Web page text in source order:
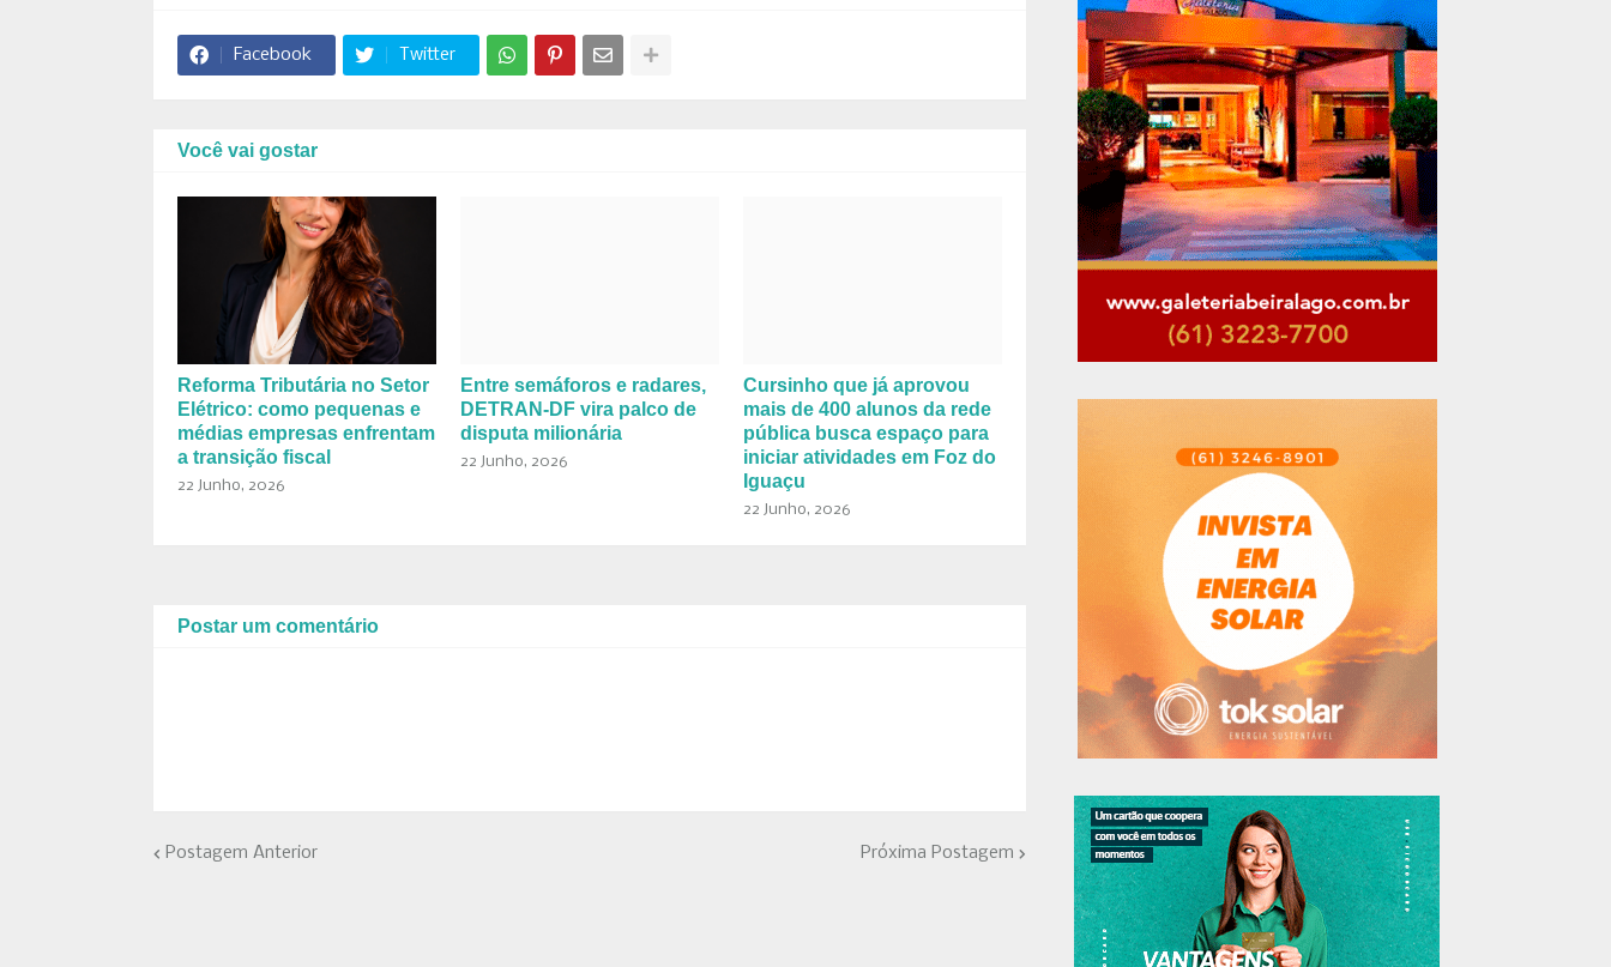
Facebook Twitter
Você vai gostar
Reforma Tributária no Setor
Elétrico: como pequenas e
médias empresas enfrentam
a transição fiscal
22 Junho, 2026
Entre semáforos e radares,
DETRAN-DF vira palco de
disputa milionária
22 Junho, 2026
Cursinho que já aprovou
mais de 400 alunos da rede
pública busca espaço para
iniciar atividades em Foz do
Iguaçu
22 Junho, 2026
Postar um comentário
Postagem Anterior Próxima Postagem